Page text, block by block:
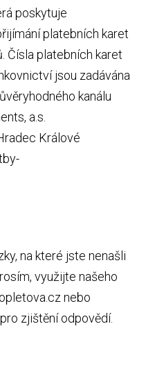
poskytuje
platebních karet
Čísla platebních karet
jsou zadávána
kanálu
a.s.
Králové
na které jste nenašli
využijte našeho
nebo
zjištění odpovědí.